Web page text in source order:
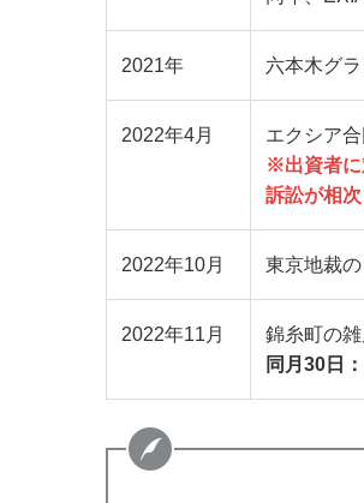
2021年 六本木グ
2022年4月
エクシア
※出資者に
訴訟が相次
2022年10月 東京地裁の
2022年11月
錦糸町の
同月30日